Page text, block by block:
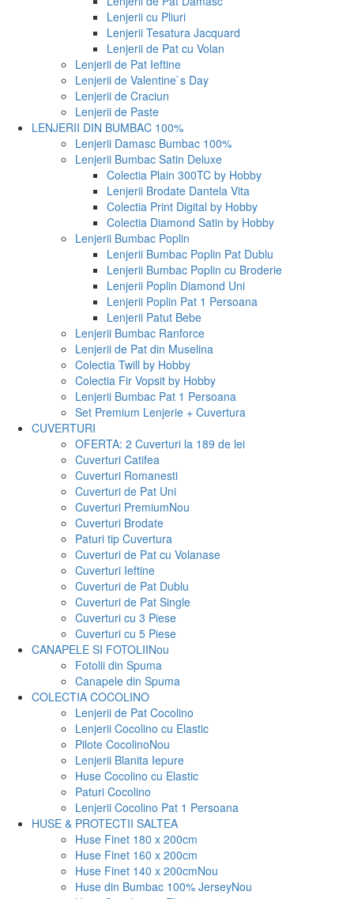
Lenjerii cu Pliuri
Lenjerii Tesatura Jacquard
Lenjerii de Pat cu Volan
Lenjerii de Pat Ieftine
Lenjerii de Valentine`s Day
Lenjerii de Craciun
Lenjerii de Paste
LENJERII DIN BUMBAC 100%
Lenjerii Damasc Bumbac 100%
Lenjerii Bumbac Satin Deluxe
Colectia Plain 300TC by Hobby
Lenjerii Brodate Dantela Vita
Colectia Print Digital by Hobby
Colectia Diamond Satin by Hobby
Lenjerii Bumbac Poplin
Lenjerii Bumbac Poplin Pat Dublu
Lenjerii Bumbac Poplin cu Broderie
Lenjerii Poplin Diamond Uni
Lenjerii Poplin Pat 1 Persoana
Lenjerii Patut Bebe
Lenjerii Bumbac Ranforce
Lenjerii de Pat din Muselina
Colectia Twill by Hobby
Colectia Fir Vopsit by Hobby
Lenjerii Bumbac Pat 1 Persoana
Set Premium Lenjerie + Cuvertura
CUVERTURI
OFERTA: 2 Cuverturi la 189 de lei
Cuverturi Catifea
Cuverturi Romanesti
Cuverturi de Pat Uni
Cuverturi PremiumNou
Cuverturi Brodate
Paturi tip Cuvertura
Cuverturi de Pat cu Volanase
Cuverturi Ieftine
Cuverturi de Pat Dublu
Cuverturi de Pat Single
Cuverturi cu 3 Piese
Cuverturi cu 5 Piese
CANAPELE SI FOTOLIINou
Fotolii din Spuma
Canapele din Spuma
COLECTIA COCOLINO
Lenjerii de Pat Cocolino
Lenjerii Cocolino cu Elastic
Pilote CocolinoNou
Lenjerii Blanita Iepure
Huse Cocolino cu Elastic
Paturi Cocolino
Lenjerii Cocolino Pat 1 Persoana
HUSE & PROTECTII SALTEA
Huse Finet 180 x 200cm
Huse Finet 160 x 200cm
Huse Finet 140 x 200cmNou
Huse din Bumbac 100% JerseyNou